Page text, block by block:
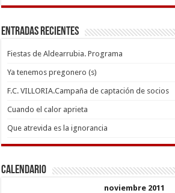
Entradas recientes
Fiestas de Aldearrubia. Programa
Ya tenemos pregonero (s)
F.C. VILLORIA.Campaña de captación de socios
Cuando el calor aprieta
Que atrevida es la ignorancia
Calendario
noviembre 2011